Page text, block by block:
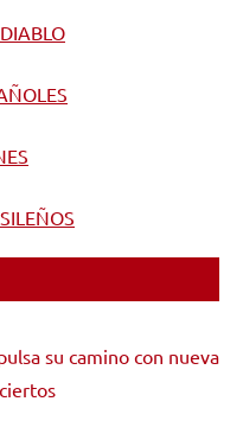
su camino con nueva